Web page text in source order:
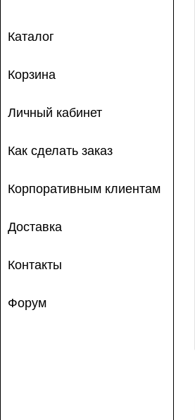
Каталог
Корзина
Личный кабинет
Как сделать заказ
Корпоративным клиентам
Доставка
Контакты
Форум